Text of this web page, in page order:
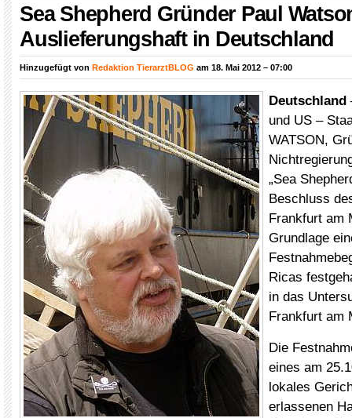
Sea Shepherd Gründer Paul
Auslieferungshaft in Deutschland
Hinzugefügt von Redaktion TierarztBLOG am 18. Mai 2012 – 07:00
Deutschland
und US –
WATSON,
„Sea
Beschluss
Frankfurt am
Grundlage
Ricas
in das
Frankfurt am
Die
eines am
lokales
erlassenen